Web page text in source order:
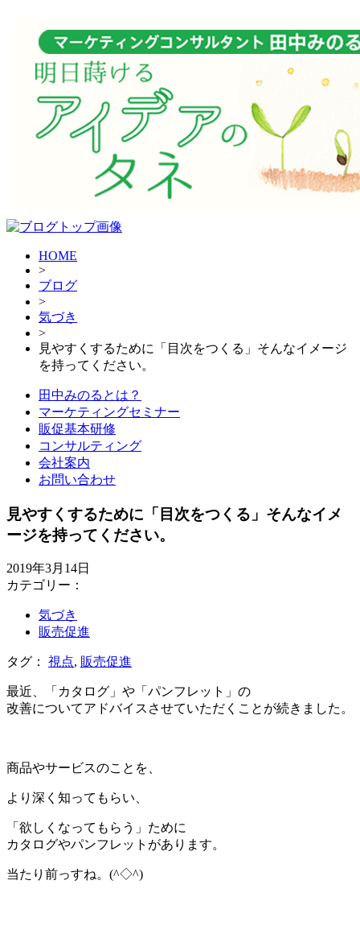
HOME
>
ブログ
>
気づき
>
見やすくするために「目次をつくる」そんなイメージ
を持ってください。
田中みのるとは？
マーケティングセミナー
販促基本研修
コンサルティング
会社案内
お問い合わせ
見やすくするために「目次をつくる」そんなイメ
ージを持ってください。
2019年3月14日
カテゴリー：
気づき
販売促進
タグ： 視点, 販売促進
最近、「カタログ」や「パンフレット」の
改善についてアドバイスさせていただくことが続きました。
商品やサービスのことを、
より深く知ってもらい、
「欲しくなってもらう」ために
カタログやパンフレットがあります。
当たり前っすね。(^◇^)